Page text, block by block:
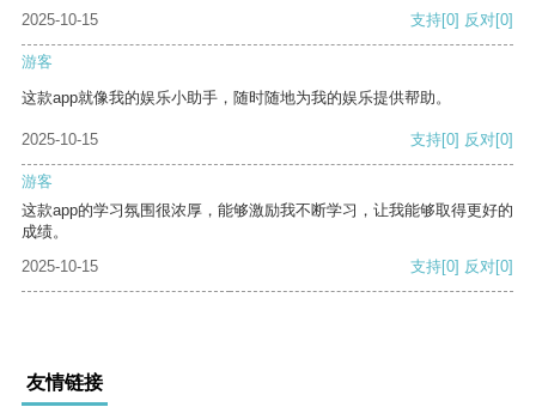
2025-10-15 支持[0] 反对[0]
游客
这款app就像我的娱乐小助手，随时随地为我的娱乐提供帮助。
2025-10-15 支持[0] 反对[0]
游客
这款app的学习氛围很浓厚，能够激励我不断学习，让我能够取得更好的
成绩。
2025-10-15
支持[0] 反对[0]
友情链接